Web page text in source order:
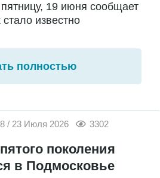
19 июня сообщает
известно
полностью
/ 23 Июля 2026 3302
поколения
в Подмосковье